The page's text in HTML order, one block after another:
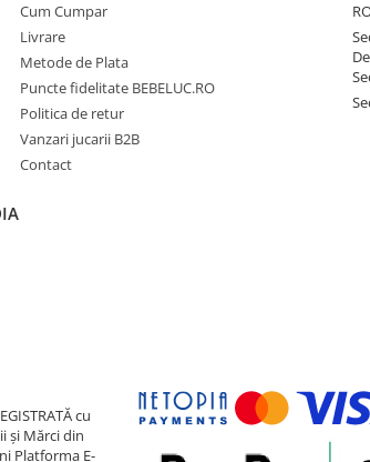
Cum Cumpar
Livrare
Metode de Plata
Puncte fidelitate BEBELUC.RO
Politica de retur
Vanzari jucarii B2B
Contact
cu
și Mărci din
Platforma E-